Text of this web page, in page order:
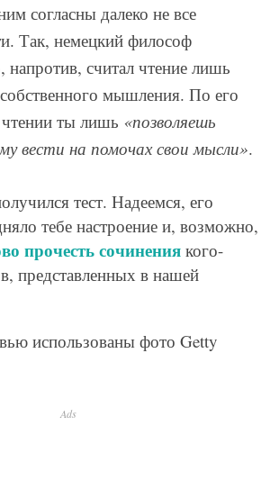
согласны далеко не все
Так, немецкий философ
считал чтение лишь
мышления. По его
ты лишь «позволяешь
вести на помочах свои мысли».
тест. Надеемся, его
тебе настроение и, возможно,
прочесть сочинениякого-
представленных в нашей
использованы фото Getty
Ads